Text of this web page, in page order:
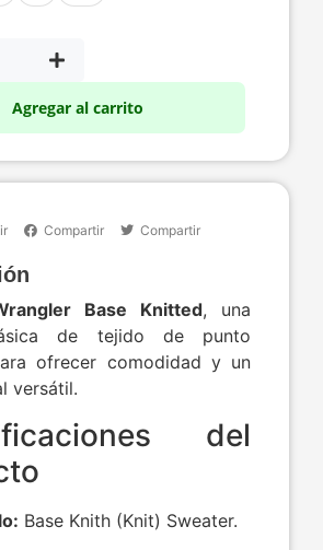
Agregar al carrito
Compartir Compartir
Base Knitted, una
de tejido de punto
ofrecer comodidad y un
versátil.
del
Base Knith (Knit) Sweater.